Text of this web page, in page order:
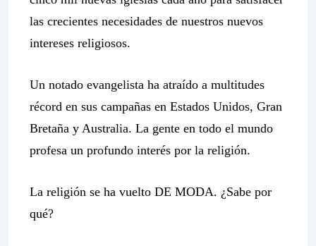
las crecientes necesidades de nuestros nuevos
intereses religiosos.
Un notado evangelista ha atraído a multitudes
récord en sus campañas en Estados Unidos, Gran
Bretaña y Australia. La gente en todo el mundo
profesa un profundo interés por la religión.
La religión se ha vuelto DE MODA. ¿Sabe por
qué?